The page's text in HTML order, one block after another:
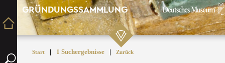
GRÜNDUNGSSAMMLUNG
Start | 1 Suchergebnisse | Zurück